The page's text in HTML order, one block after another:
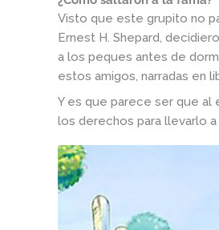
Visto que este grupito no
Ernest H. Shepard,
a los peques antes de
estos amigos, narradas en
Y es que parece ser que al
los derechos para llevarlo